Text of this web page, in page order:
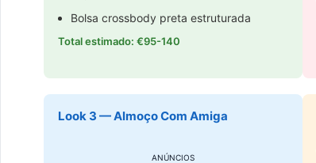
Bolsa crossbody preta estruturada
Total estimado: €95-140
Look 3 — Almoço Com Amiga
ANÚNCIOS